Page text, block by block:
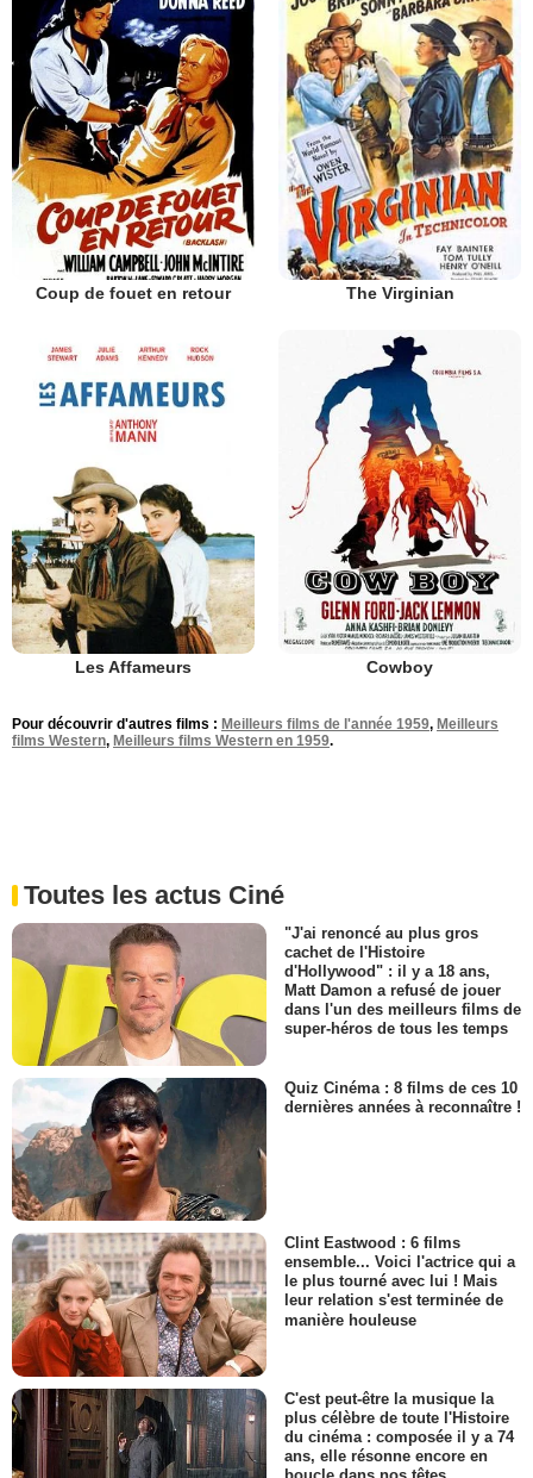
Coup de fouet en retour The Virginian
Les Affameurs Cowboy
Pour découvrir d'autres films : Meilleurs films de l'année 1959, Meilleurs
films Western, Meilleurs films Western en 1959.
Toutes les actus Ciné
"J'ai renoncé au plus gros
cachet de l'Histoire
d'Hollywood" : il y a 18 ans,
Matt Damon a refusé de jouer
dans l'un des meilleurs films de
super-héros de tous les temps
Quiz Cinéma : 8 films de ces 10
dernières années à reconnaître !
Clint Eastwood : 6 films
ensemble... Voici l'actrice qui a
le plus tourné avec lui ! Mais
leur relation s'est terminée de
manière houleuse
C'est peut-être la musique la
plus célèbre de toute l'Histoire
du cinéma : composée il y a 74
ans, elle résonne encore en